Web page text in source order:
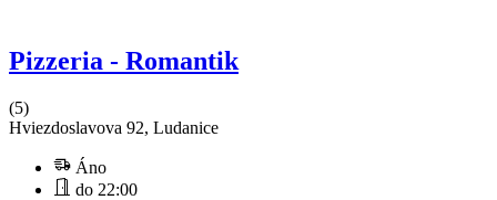
Pizzeria - Romantik
(5)
Hviezdoslavova 92, Ludanice
Áno
do 22:00